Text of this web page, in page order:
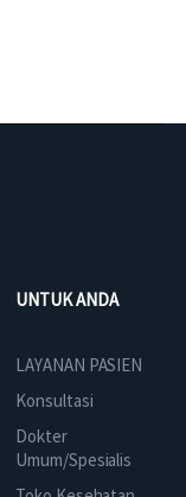
UNTUK ANDA
LAYANAN PASIEN
Konsultasi
Dokter
Umum/Spesialis